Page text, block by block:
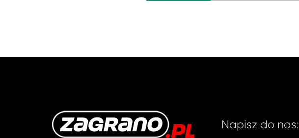
Napisz do nas: